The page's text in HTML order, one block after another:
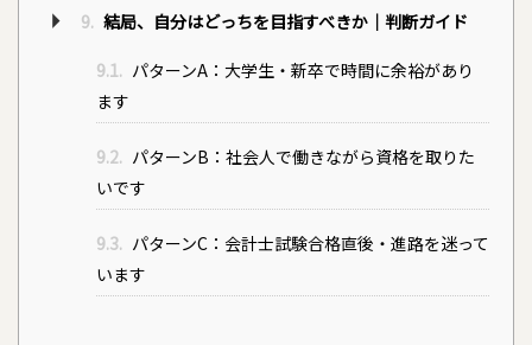
9. 結局、自分はどっちを目指すべきか｜判断ガイド
9.1. パターンA：大学生・新卒で時間に余裕があり
ます
9.2. パターンB：社会人で働きながら資格を取りた
いです
9.3. パターンC：会計士試験合格直後・進路を迷って
います